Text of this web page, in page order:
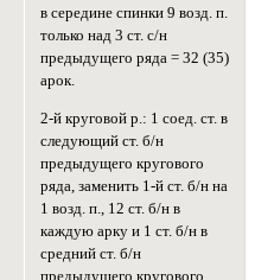
в середине спинки 9 возд. п.
только над 3 ст. с/н
предыдущего ряда = 32 (35)
арок.
2-й круговой р.: 1 соед. ст. в
следующий ст. б/н
предыдущего кругового
ряда, заменить 1-й ст. б/н на
1 возд. п., 12 ст. б/н в
каждую арку и 1 ст. б/н в
средний ст. б/н
предыдущего кругового